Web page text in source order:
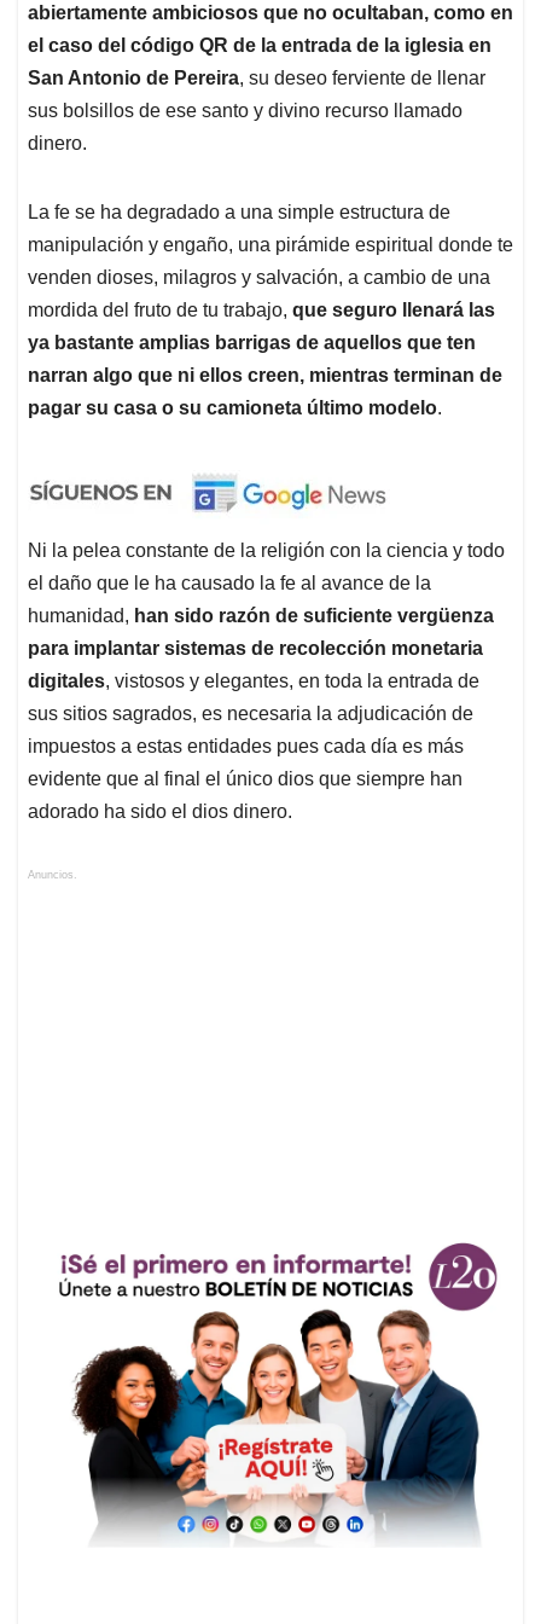
abiertamente ambiciosos que no ocultaban, como en
el caso del código QR de la entrada de la iglesia en
San Antonio de Pereira, su deseo ferviente de llenar
sus bolsillos de ese santo y divino recurso llamado
dinero.
La fe se ha degradado a una simple estructura de
manipulación y engaño, una pirámide espiritual donde te
venden dioses, milagros y salvación, a cambio de una
mordida del fruto de tu trabajo, que seguro llenará las
ya bastante amplias barrigas de aquellos que ten
narran algo que ni ellos creen, mientras terminan de
pagar su casa o su camioneta último modelo.
Ni la pelea constante de la religión con la ciencia y todo
el daño que le ha causado la fe al avance de la
humanidad, han sido razón de suficiente vergüenza
para implantar sistemas de recolección monetaria
digitales, vistosos y elegantes, en toda la entrada de
sus sitios sagrados, es necesaria la adjudicación de
impuestos a estas entidades pues cada día es más
evidente que al final el único dios que siempre han
adorado ha sido el dios dinero.
Anuncios.